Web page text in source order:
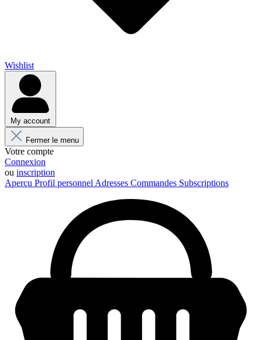
Wishlist
My account
Fermer le menu
Votre compte
Connexion
ou inscription
Aperçu Profil personnel Adresses Commandes Subscriptions